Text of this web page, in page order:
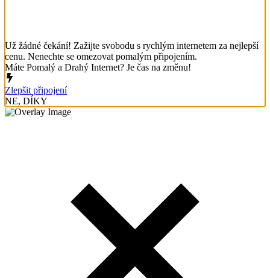
Už žádné čekání! Zažijte svobodu s rychlým internetem za nejlepší
cenu. Nenechte se omezovat pomalým připojením.
Máte Pomalý a Drahý Internet? Je čas na změnu!
Zlepšit připojení
NE, DÍKY